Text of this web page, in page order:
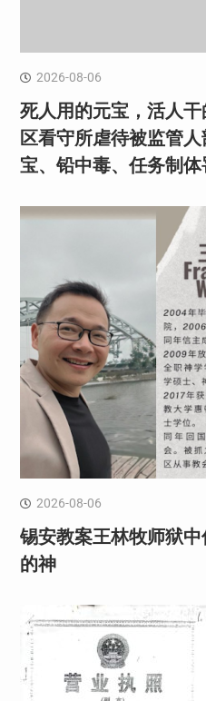
2026-08-06
死人用的元宝，活人
区看守所虐待被监管
宝、铅中毒、任务制
2026-08-06
锡安教案王林牧师狱
的神